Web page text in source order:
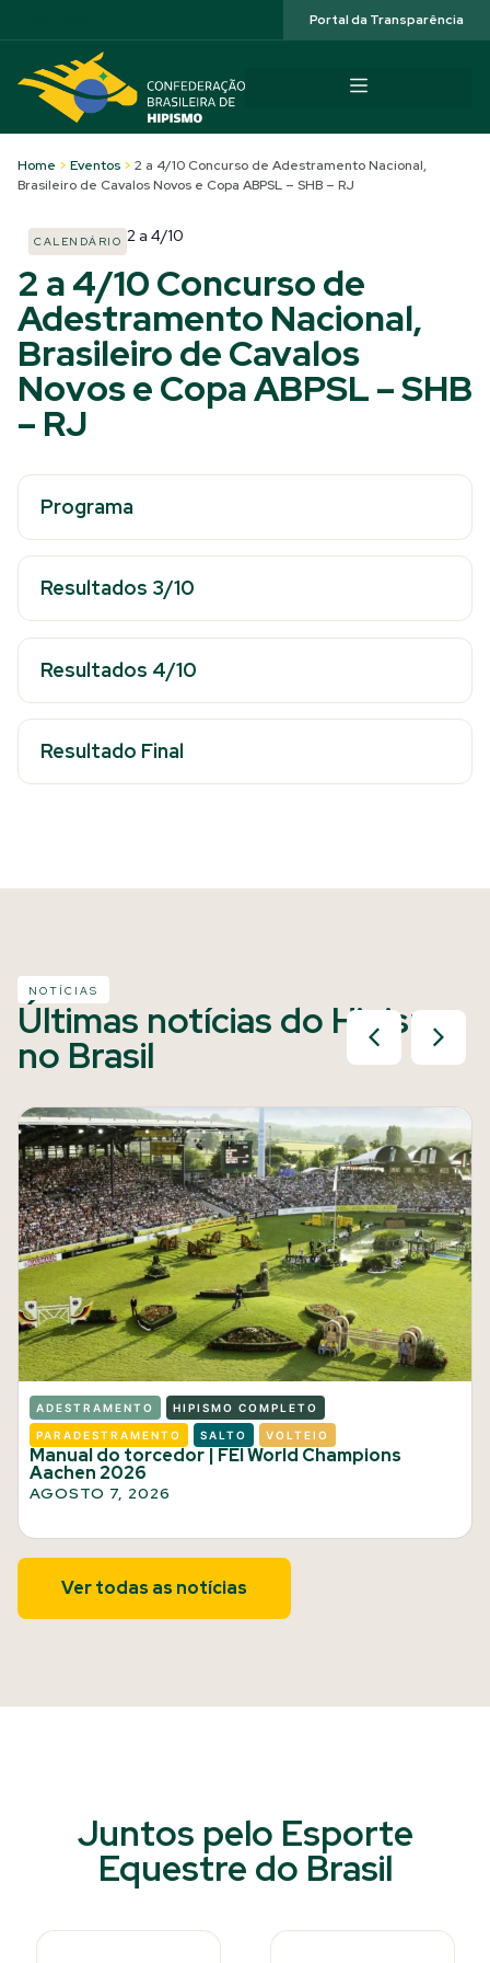
Portal da Transparência
Home > Eventos > 2 a 4/10 Concurso de Adestramento Nacional,
Brasileiro de Cavalos Novos e Copa ABPSL – SHB – RJ
CALENDÁRIO 2 a 4/10
2 a 4/10 Concurso de
Adestramento Nacional,
Brasileiro de Cavalos
Novos e Copa ABPSL – SHB
– RJ
Programa
Resultados 3/10
Resultados 4/10
Resultado Final
NOTÍCIAS
Últimas notícias do Hipismo
no Brasil
ADESTRAMENTO HIPISMO COMPLETO
PARADESTRAMENTO SALTO VOLTEIO
Manual do torcedor | FEI World Champions
Aachen 2026
AGOSTO 7, 2026
Ver todas as notícias
Juntos pelo Esporte
Equestre do Brasil​